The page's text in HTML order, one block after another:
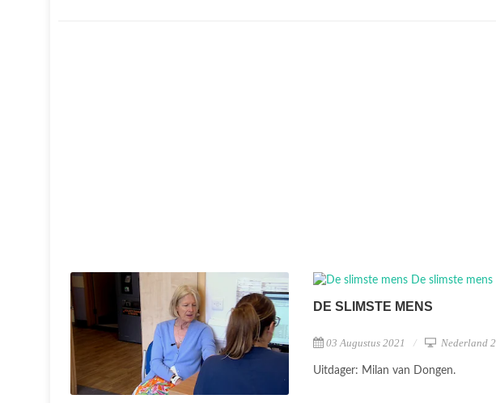
DE SLIMSTE MENS
03 Augustus 2021 Nederland 2
Uitdager: Milan van Dongen.